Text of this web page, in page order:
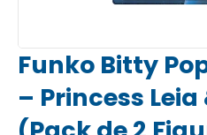
Funko Bitty
– Princess Leia